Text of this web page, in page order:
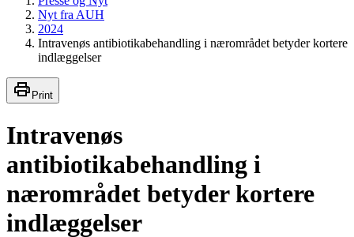
Nyt fra AUH
2024
Intravenøs antibiotikabehandling i nærområdet betyder kortere
indlæggelser
Print
Intravenøs
antibiotikabehandling i
nærområdet betyder kortere
indlæggelser